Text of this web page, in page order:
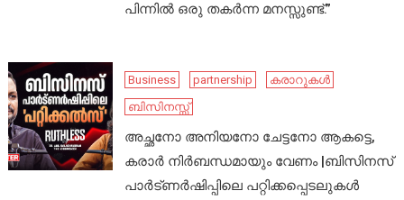
പിന്നിൽ ഒരു തകർന്ന മനസ്സുണ്ട്.”
Business partnership
കരാറുകൾ
ബിസിനസ്സ്
അച്ഛനോ അനിയനോ ചേട്ടനോ ആകട്ടെ,
കരാർ നിർബന്ധമായും വേണം |ബിസിനസ്
പാർട്ണർഷിപ്പിലെ പറ്റിക്കപ്പെടലുകൾ